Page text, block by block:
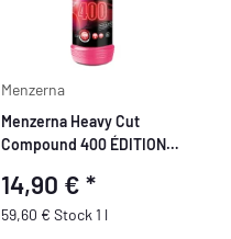
Menzerna
Menzerna Heavy Cut
Compound 400 ÉDITION
14,90 € *
59,60 € Stock 1 l